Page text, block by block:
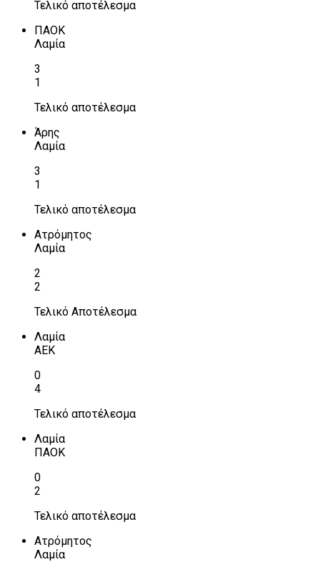
Τελικό αποτέλεσμα
ΠΑΟΚ
Λαμία
3
1
Τελικό αποτέλεσμα
Άρης
Λαμία
3
1
Τελικό αποτέλεσμα
Ατρόμητος
Λαμία
2
2
Τελικό Αποτέλεσμα
Λαμία
ΑΕΚ
0
4
Τελικό αποτέλεσμα
Λαμία
ΠΑΟΚ
0
2
Τελικό αποτέλεσμα
Ατρόμητος
Λαμία